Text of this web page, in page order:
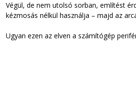
Végül, de nem utolsó sorban, említést
kézmosás nélkül használja – majd az
Ugyan ezen az elven a számítógép